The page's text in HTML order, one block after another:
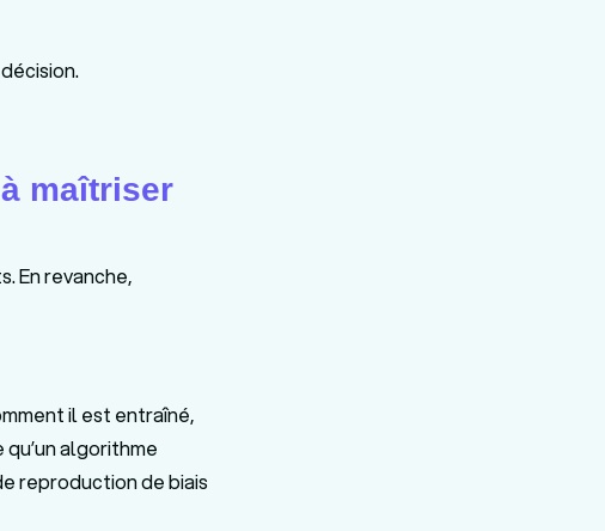
maîtriser
En revanche,
il est entraîné,
algorithme
reproduction de biais